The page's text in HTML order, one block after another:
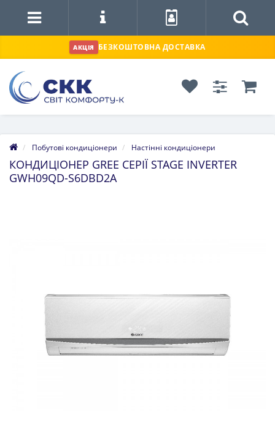
АКЦІЯ БЕЗКОШТОВНА ДОСТАВКА
Побутові кондиціонери Настінні кондиціонери
КОНДИЦІОНЕР GREE СЕРІЇ STAGE INVERTER
GWH09QD-S6DBD2A